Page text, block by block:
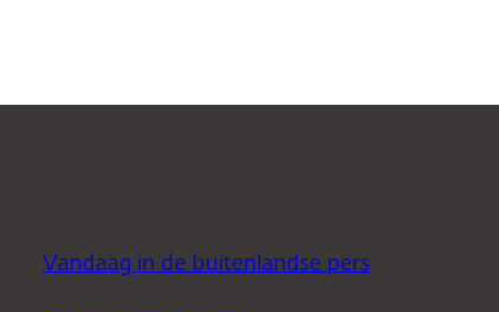
Vandaag in de buitenlandse pers